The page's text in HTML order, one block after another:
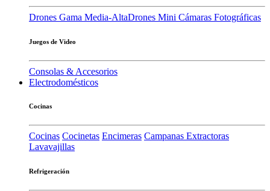
Drones Gama Media-AltaDrones Mini Cámaras Fotográficas
Juegos de Video
Consolas & Accesorios
Electrodomésticos
Cocinas
Cocinas Cocinetas Encimeras Campanas Extractoras
Lavavajillas
Refrigeración